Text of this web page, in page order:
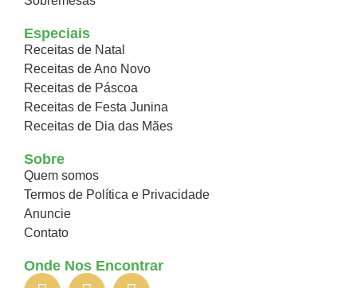
Especiais
Receitas de Natal
Receitas de Ano Novo
Receitas de Páscoa
Receitas de Festa Junina
Receitas de Dia das Mães
Sobre
Quem somos
Termos de Política e Privacidade
Anuncie
Contato
Onde Nos Encontrar